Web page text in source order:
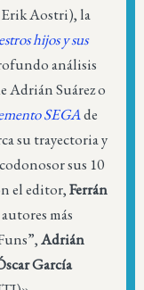
Aostri), la
hijos y sus
análisis
Adrián Suárez o
SEGAde
su trayectoria y
sus 10
el editor,Ferrán
más
Adrián
García